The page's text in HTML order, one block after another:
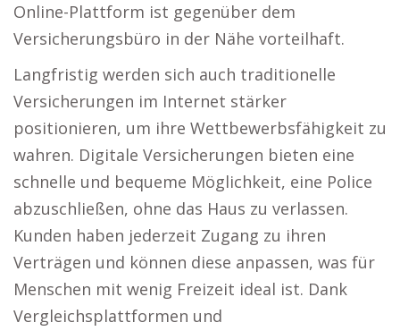
Online-Plattform ist gegenüber dem
Versicherungsbüro in der Nähe vorteilhaft.
Langfristig werden sich auch traditionelle
Versicherungen im Internet stärker
positionieren, um ihre Wettbewerbsfähigkeit zu
wahren. Digitale Versicherungen bieten eine
schnelle und bequeme Möglichkeit, eine Police
abzuschließen, ohne das Haus zu verlassen.
Kunden haben jederzeit Zugang zu ihren
Verträgen und können diese anpassen, was für
Menschen mit wenig Freizeit ideal ist. Dank
Vergleichsplattformen und